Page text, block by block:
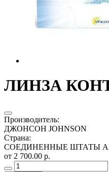
ЛИНЗА
Производитель:
ДЖОНСОН JOHNSON
Страна:
СОЕДИНЕННЫЕ ШТАТЫ
от 2 700.00 р.